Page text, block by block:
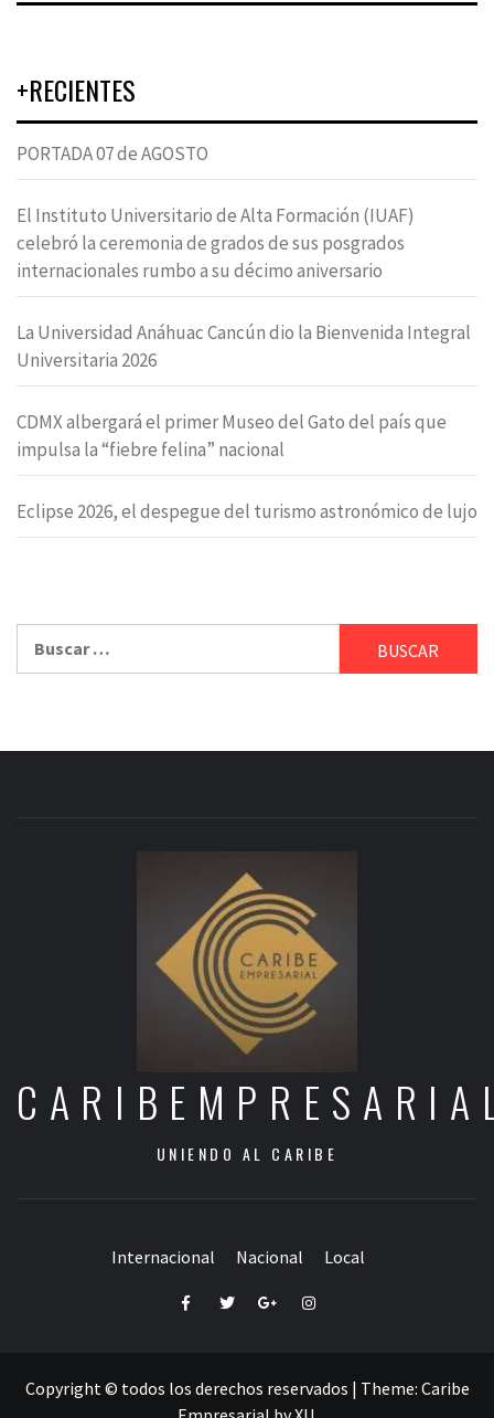
+RECIENTES
PORTADA 07 de AGOSTO
El Instituto Universitario de Alta Formación (IUAF)
celebró la ceremonia de grados de sus posgrados
internacionales rumbo a su décimo aniversario
La Universidad Anáhuac Cancún dio la Bienvenida Integral
Universitaria 2026
CDMX albergará el primer Museo del Gato del país que
impulsa la “fiebre felina” nacional
Eclipse 2026, el despegue del turismo astronómico de lujo
UNIENDO AL CARIBE
Internacional Nacional Local
FacebookTwitterGoogle+Instagram
Copyright © todos los derechos reservados | Theme: Caribe